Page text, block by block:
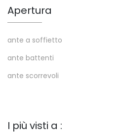
Apertura
ante a soffietto
ante battenti
ante scorrevoli
I più visti a :